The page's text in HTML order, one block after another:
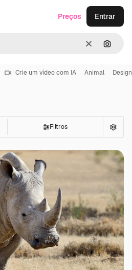
Limpar
Preços Entrar
Crie um vídeo com IA Animal
Filtros